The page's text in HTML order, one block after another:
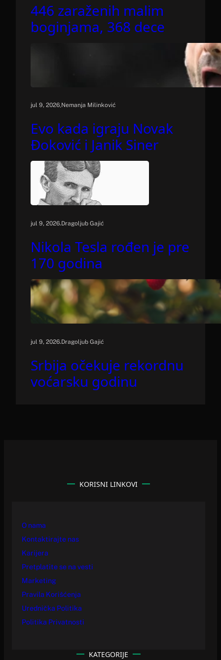
446 zaraženih malim
boginjama, 368 dece
jul 9, 2026.Nemanja Milinković
Evo kada igraju Novak
Đoković i Janik Siner
jul 9, 2026.Dragoljub Gajić
Nikola Tesla rođen je pre
170 godina
jul 9, 2026.Dragoljub Gajić
Srbija očekuje rekordnu
voćarsku godinu
KORISNI LINKOVI
O nama
Kontaktirajte nas
Karijera
Pretplatite se na vesti
Marketing
Pravila Korišćenja
Urednička Politika
Politika Privatnosti
KATEGORIJE